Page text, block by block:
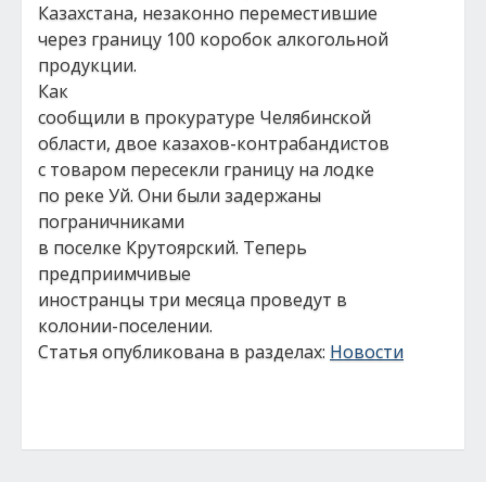
Казахстана, незаконно переместившие
через границу 100 коробок алкогольной
продукции.
Как
сообщили в прокуратуре Челябинской
области, двое казахов-контрабандистов
с товаром пересекли границу на лодке
по реке Уй. Они были задержаны
пограничниками
в поселке Крутоярский. Теперь
предприимчивые
иностранцы три месяца проведут в
колонии-поселении.
Статья опубликована в разделах: Новости